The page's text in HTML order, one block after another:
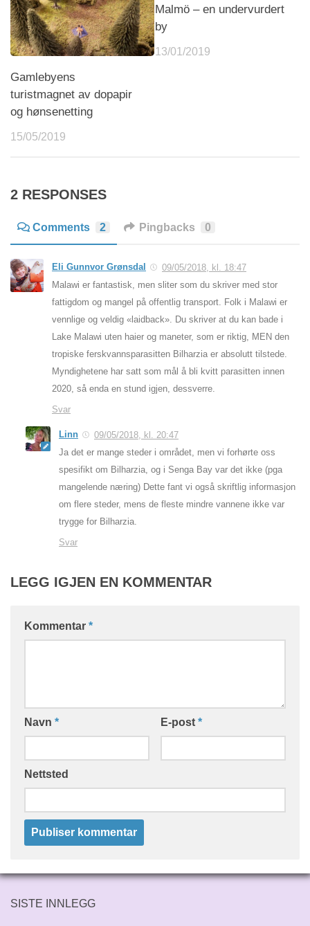
Gamlebyens
turistmagnet av dopapir
og hønsenetting
15/05/2019
Malmö – en undervurdert
by
13/01/2019
2 RESPONSES
Comments 2 Pingbacks 0
Eli Gunnvor Grønsdal
09/05/2018, kl. 18:47
Malawi er fantastisk, men sliter som du skriver med stor
fattigdom og mangel på offentlig transport. Folk i Malawi er
vennlige og veldig «laidback». Du skriver at du kan bade i
Lake Malawi uten haier og maneter, som er riktig, MEN den
tropiske ferskvannsparasitten Bilharzia er absolutt tilstede.
Myndighetene har satt som mål å bli kvitt parasitten innen
2020, så enda en stund igjen, dessverre.
Svar
Linn
09/05/2018, kl. 20:47
Ja det er mange steder i området, men vi forhørte oss
spesifikt om Bilharzia, og i Senga Bay var det ikke (pga
mangelende næring) Dette fant vi også skriftlig informasjon
om flere steder, mens de fleste mindre vannene ikke var
trygge for Bilharzia.
Svar
LEGG IGJEN EN KOMMENTAR
Kommentar *
Navn * E-post *
Nettsted
SISTE INNLEGG